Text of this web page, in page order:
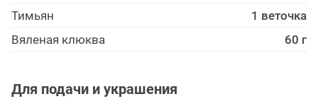
Тимьян
1 веточка
Вяленая клюква
60 г
Для подачи и украшения